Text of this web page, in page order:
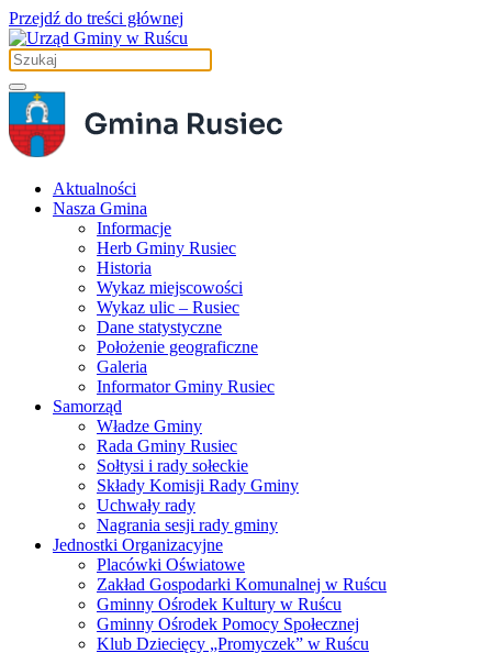
Przejdź do treści głównej
Aktualności
Nasza Gmina
Informacje
Herb Gminy Rusiec
Historia
Wykaz miejscowości
Wykaz ulic – Rusiec
Dane statystyczne
Położenie geograficzne
Galeria
Informator Gminy Rusiec
Samorząd
Władze Gminy
Rada Gminy Rusiec
Sołtysi i rady sołeckie
Składy Komisji Rady Gminy
Uchwały rady
Nagrania sesji rady gminy
Jednostki Organizacyjne
Placówki Oświatowe
Zakład Gospodarki Komunalnej w Ruścu
Gminny Ośrodek Kultury w Ruścu
Gminny Ośrodek Pomocy Społecznej
Klub Dziecięcy „Promyczek” w Ruścu